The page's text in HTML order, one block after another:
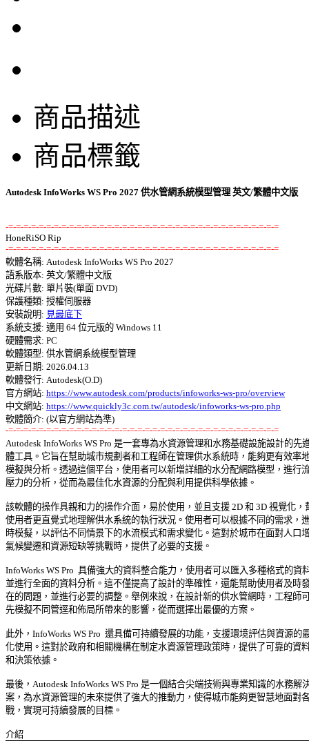
商品描述
商品標籤
Autodesk InfoWorks WS Pro 2027 供水管網系統模型管理 英文/繁體中文版
-=-=-=-=-=-=-=-=-=-=-=-=-=-=-=-=-=-=-=-=-=-=-=-=-=-=-=-=-=-=-=-=-=-=-=-=
-=-=-=-=-=-=-=-=-=-=-=-=-=-=-=-=-=-=-=-=-=-=-=-=-=-=-=-=-=-=-=-=-=-=-=-=
軟體名稱: Autodesk InfoWorks WS Pro 2027
語系版本: 英文/繁體中文版
光碟片數: 單片裝(單面 DVD)
保護種類: 授權伺服器
安裝說明: 見最底下
系統支援: 適用 64 位元版的 Windows 11
硬體需求: PC
軟體類型: 供水管網系統模型管理
更新日期: 2026.04.13
軟體發行: Autodesk(O.D)
官方網站: https://www.autodesk.com/products/infoworks-ws-pro/overview
中文網站: https://www.quickly3c.com.tw/autodesk/infoworks-ws-pro.php
-=-=-=-=-=-=-=-=-=-=-=-=-=-=-=-=-=-=-=-=-=-=-=-=-=-=-=-=-=-=-=-=-=-=-=-=
Autodesk InfoWorks WS Pro 是一套專為水資源管理和水務基礎設施設計的先
體工具。它旨在幫助城市規劃者和工程師在管理供水系統時，能夠更有效率
模擬與分析。透過這個平台，使用者可以新增詳細的水分配網路模型，進行
壓力的分析，從而為最佳化水資源的分配與利用提供科學依據。
該軟體的操作具親和力的操作介面，易於使用，並且支援 2D 和 3D 視覺化，
使用者更直覺式地理解供水系統的執行狀況。使用者可以根據不同的需求，
時模擬，以評估不同情景下的水流模式和需求變化。這對於城市在面對人口
氣候變遷和資源短缺等挑戰時，提供了必要的支援。
InfoWorks WS Pro  具備強大的資料整合能力，使用者可以匯入多種格式的資
並進行全面的資料分析。這不僅提高了設計的準確性，還能幫助使用者及時
在的問題，並進行必要的調整。舉例來說，在設計新的供水管網時，工程師
先模擬不同管逕和佈局所帶來的影響，從而選擇出最優的方案。
此外，InfoWorks WS Pro  還具備可持續發展的功能，支援環境評估與資源的
化使用。這對於政府和相關機構在制定水資源管理政策時，提供了可靠的資
和決策依據。
最後，Autodesk InfoWorks WS Pro 是一個結合尖端技術與專業知識的水務解
案，為水資源管理的未來提供了強大的推動力，使得城市能夠更智慧地面對
戰，實現可持續發展的目標。